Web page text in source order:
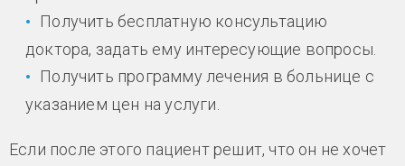
Получить бесплатную консультацию
доктора, задать ему интересующие вопросы.
Получить программу лечения в больнице с
указанием цен на услуги.
Если после этого пациент решит, что он не хочет